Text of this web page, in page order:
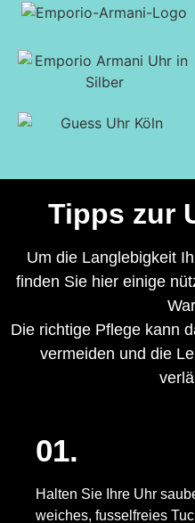
Tipps zur
Um die Langlebigkeit
finden Sie hier einige
Die richtige Pflege kann
vermeiden und die
01.
Halten Sie Ihre Uhr
weiches, fusselfreies